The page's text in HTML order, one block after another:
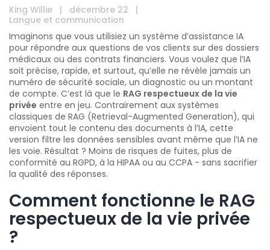
King Willie | décembre 22
|
Langue et communication
Imaginons que vous utilisiez un système d’assistance IA
pour répondre aux questions de vos clients sur des dossiers
médicaux ou des contrats financiers. Vous voulez que l’IA
soit précise, rapide, et surtout, qu’elle ne révèle jamais un
numéro de sécurité sociale, un diagnostic ou un montant
de compte. C’est là que le RAG respectueux de la vie
privée entre en jeu. Contrairement aux systèmes
classiques de RAG (Retrieval-Augmented Generation), qui
envoient tout le contenu des documents à l’IA, cette
version filtre les données sensibles avant même que l’IA ne
les voie. Résultat ? Moins de risques de fuites, plus de
conformité au RGPD, à la HIPAA ou au CCPA - sans sacrifier
la qualité des réponses.
Comment fonctionne le RAG
respectueux de la vie privée
?